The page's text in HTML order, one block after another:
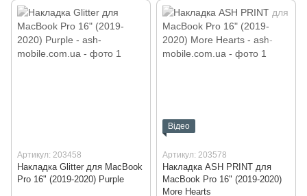
Артикул: 203458
Накладка Glitter для MacBook
Pro 16" (2019-2020) Purple
Відео
Артикул: 203578
Накладка ASH PRINT для
MacBook Pro 16" (2019-2020)
More Hearts